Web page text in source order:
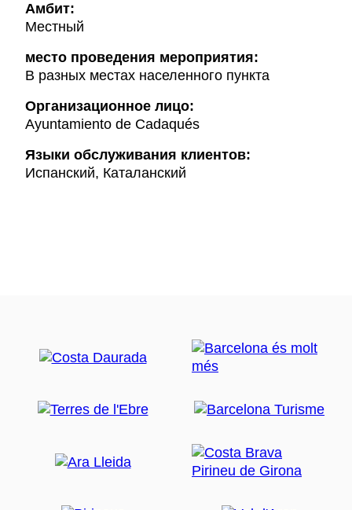
Амбит:
Местный
место проведения мероприятия:
В разных местах населенного пункта
Организационное лицо:
Ayuntamiento de Cadaqués
Языки обслуживания клиентов:
Испанский, Каталанский